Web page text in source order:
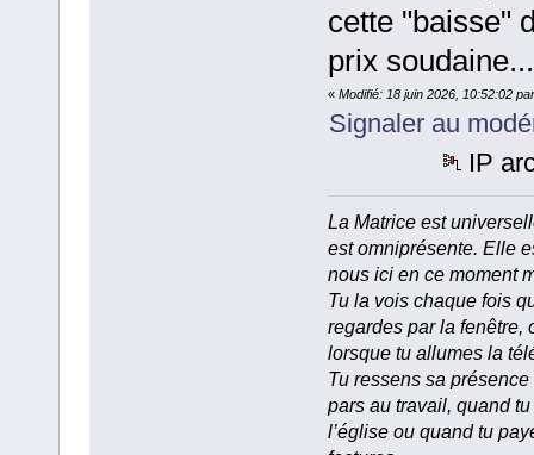
cette "baisse"
prix soudaine...
« Modifié: 18 juin 2026, 10:52:02
Signaler au
IP
La Matrice est
est omniprésente. Elle
nous ici en ce moment
Tu la vois chaque fois
regardes par la fenêtre,
lorsque tu allumes la
Tu ressens sa
pars au travail, quand
l’église ou quand tu